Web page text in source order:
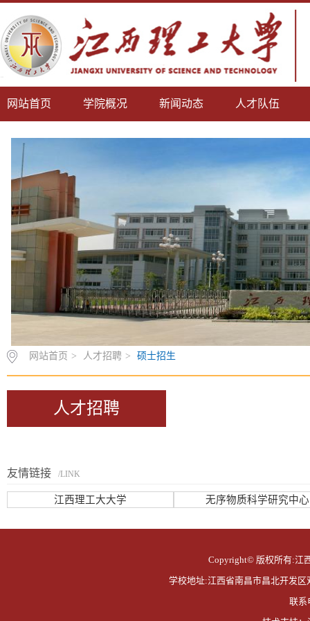
网站首页 学院概况 新闻动态 人才队伍
网站首页 > 人才招聘 > 硕士招生
人才招聘
友情链接 /LINK
江西理工大大学 无序物质科学研究中心
Copyright© 版权所有:江
学校地址:江西省南昌市昌北开发
联系